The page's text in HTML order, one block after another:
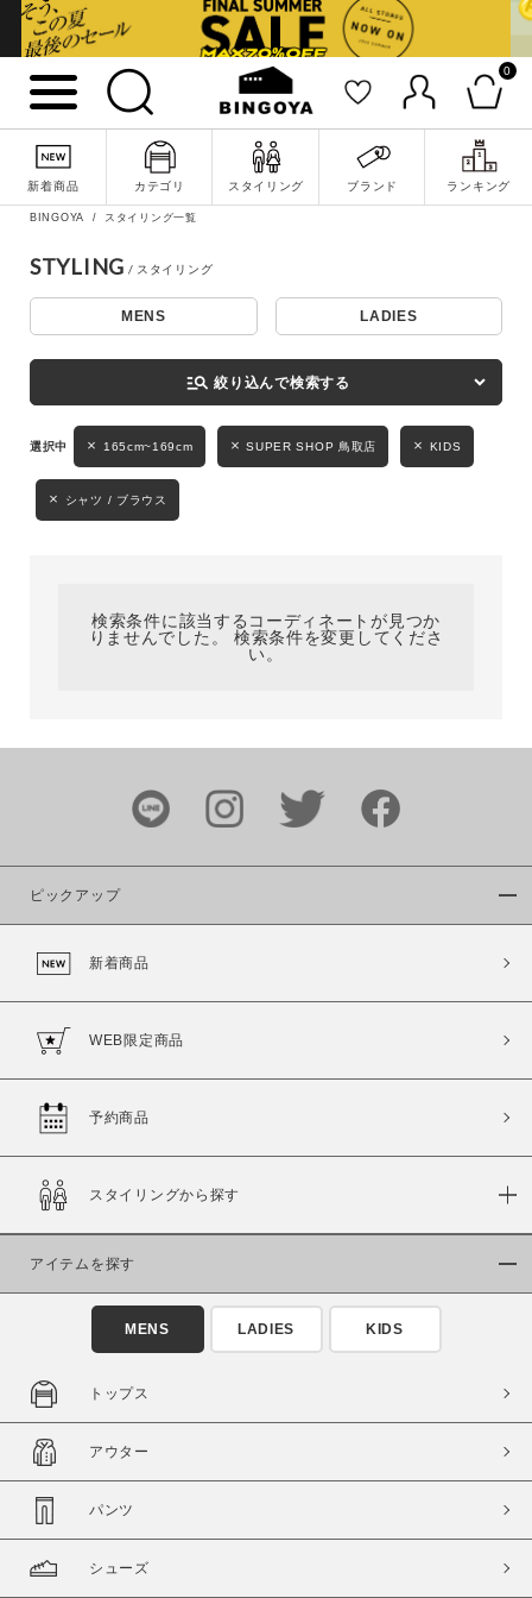
0
新着商品 カテゴリ スタイリング ブランド ランキング
詳細検索
キーワード
性別
MENS LADIES KIDS
ブランド
カラー
商品タイプ
通常商品
セール価格 WEB限定
在庫
在庫あり
BINGOYA スタイリング一覧
STYLING
MENS LADIES
manage_search 絞り込んで検索する
165cm~169cm SUPER SHOP 鳥取店 KIDS
シャツ / ブラウス
検索条件に該当するコーディネートが見つか
りませんでした。 検索条件を変更してくださ
い。
ピックアップ
新着商品
WEB限定商品
予約商品
スタイリングから探す
アイテムを探す
MENS LADIES KIDS
トップス
アウター
パンツ
シューズ